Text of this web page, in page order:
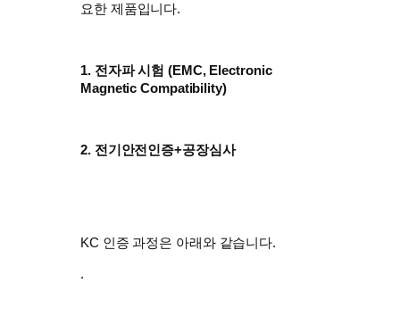
요한 제품입니다.
1. 전자파 시험 (EMC, Electronic
Magnetic Compatibility)
2. 전기안전인증+공장심사
KC 인증 과정은 아래와 같습니다.
.